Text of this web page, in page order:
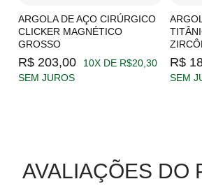
ARGOLA DE AÇO CIRÚRGICO
CLICKER MAGNÉTICO
GROSSO
R$ 203,00
10X DE R$20,30
SEM JUROS
R$
SEM
AVALIAÇÕES DO